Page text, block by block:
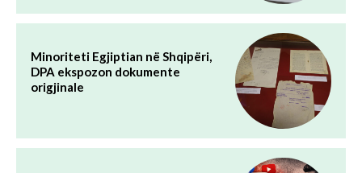
Minoriteti Egjiptian në Shqipëri,
DPA ekspozon dokumente
origjinale